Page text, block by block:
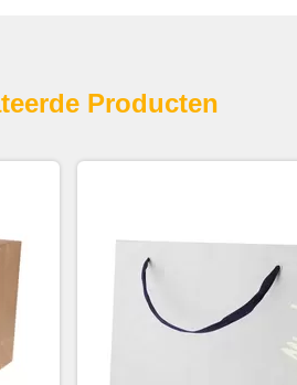
Producten